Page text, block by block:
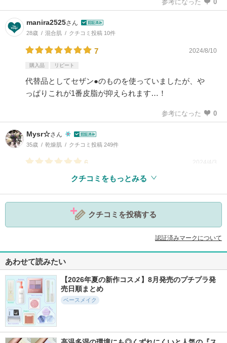
参考になった 0
manira2525さん
28歳 混合肌 クチコミ投稿 10件
7 2024/8/10
購入品 リピート
代替品としてセザン●のものを使っていましたが、や
っぱりこれが1番皮脂が抑えられます…！
参考になった 0
Mysr☆さん
35歳 乾燥肌 クチコミ投稿 249件
6 2024/4/3
クチコミをもっとみる
クチコミを投稿する
認証済みマークについて
あわせて読みたい
【2026年夏の新作コスメ】8月発売のプチプラ発
売日順まとめ
ベースメイク